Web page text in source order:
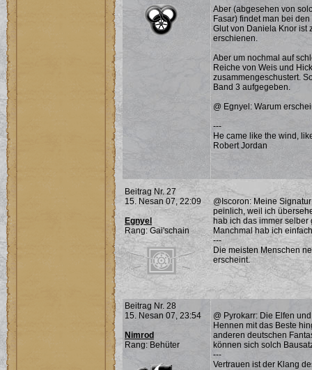
Aber (abgesehen von
Fasar) findet man bei
Glut von Daniela Knor ist
erschienen.
Aber um nochmal auf
Reiche von Weis und
zusammengeschustert.
Band 3 aufgegeben.
@ Egnyel: Warum
---
He came like the wind,
Robert Jordan
Beitrag Nr. 27
15. Nesan 07, 22:09
Egnyel
Rang: Gai'schain
@Iscoron: Meine
peinlich, weil ich
hab ich das immer selber
Manchmal hab ich
---
Die meisten Menschen
erscheint.
Beitrag Nr. 28
15. Nesan 07, 23:54
Nimrod
Rang: Behüter
@ Pyrokarr: Die Elfen
Hennen mit das Beste
anderen deutschen
können sich solch
---
Vertrauen ist der Klang